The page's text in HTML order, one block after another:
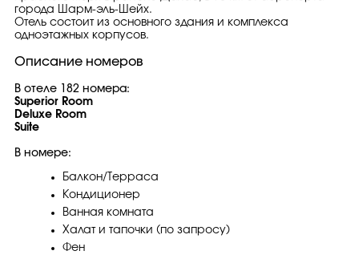
города Шарм-эль-Шейх.
Отель состоит из основного здания и комплекса
одноэтажных корпусов.
Описание номеров
В отеле 182 номера:
Superior Room
Deluxe Room
Suite
В номере:
Балкон/Терраса
Кондиционер
Ванная комната
Халат и тапочки (по запросу)
Фен